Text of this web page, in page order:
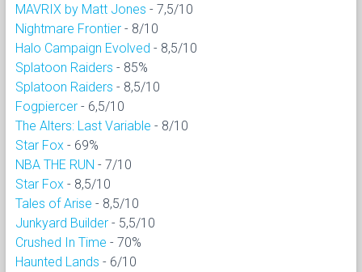
MAVRIX by Matt Jones - 7,5/10
Nightmare Frontier - 8/10
Halo Campaign Evolved - 8,5/10
Splatoon Raiders - 85%
Splatoon Raiders - 8,5/10
Fogpiercer - 6,5/10
The Alters: Last Variable - 8/10
Star Fox - 69%
NBA THE RUN - 7/10
Star Fox - 8,5/10
Tales of Arise - 8,5/10
Junkyard Builder - 5,5/10
Crushed In Time - 70%
Haunted Lands - 6/10